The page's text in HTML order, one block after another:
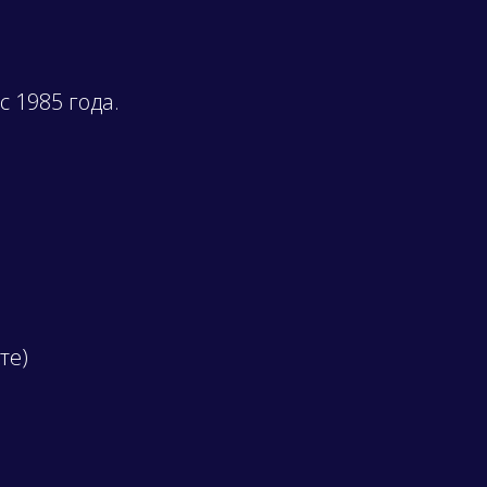
1985 года.